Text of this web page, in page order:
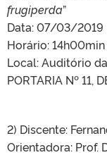
frugiperda”
Data: 07/03/2019
Horário: 14h00min
Local: Auditório
PORTARIA Nº 11,
2) Discente:
Orientadora: Prof.